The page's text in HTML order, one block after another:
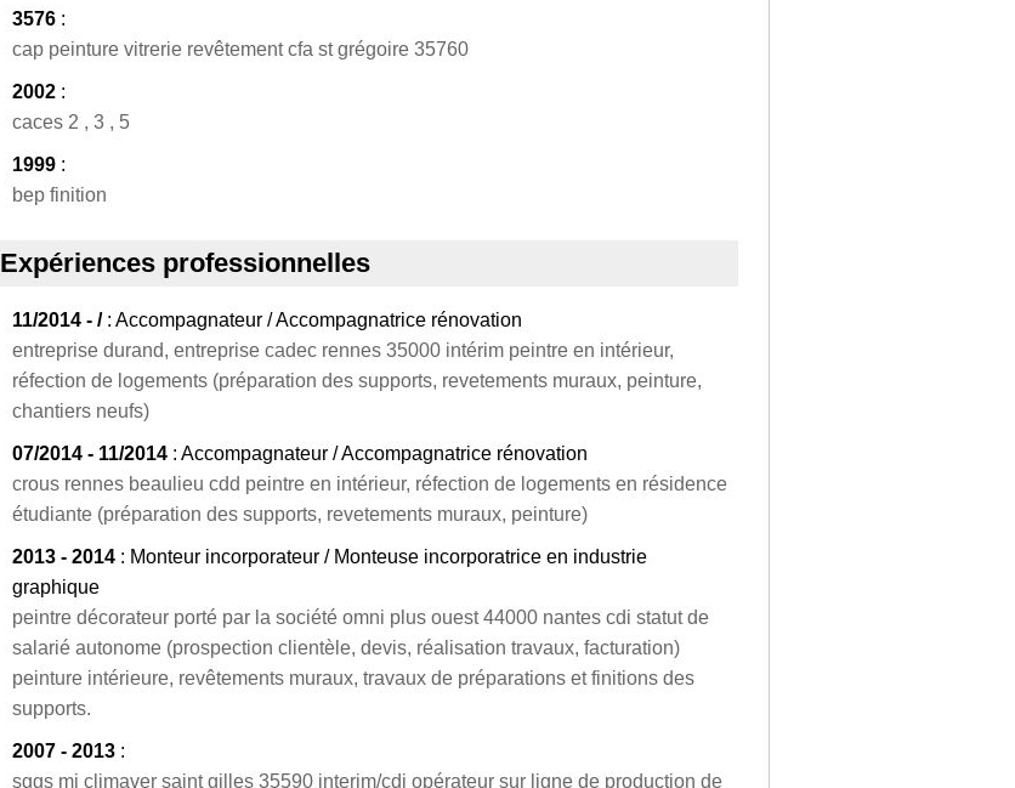
3576 :
cap peinture vitrerie revêtement cfa st grégoire 35760
2002 :
caces 2 , 3 , 5
1999 :
bep finition
Expériences professionnelles
11/2014 - /: Accompagnateur / Accompagnatrice rénovation
entreprise durand, entreprise cadec rennes 35000 intérim peintre en intérieur,
réfection de logements (préparation des supports, revetements muraux, peinture,
chantiers neufs)
07/2014 - 11/2014 : Accompagnateur / Accompagnatrice rénovation
crous rennes beaulieu cdd peintre en intérieur, réfection de logements en résidence
étudiante (préparation des supports, revetements muraux, peinture)
2013 - 2014 : Monteur incorporateur / Monteuse incorporatrice en industrie
graphique
peintre décorateur porté par la société omni plus ouest 44000 nantes cdi statut de
salarié autonome (prospection clientèle, devis, réalisation travaux, facturation)
peinture intérieure, revêtements muraux, travaux de préparations et finitions des
supports.
2007 - 2013 :
sggs mi climaver saint gilles 35590 interim/cdi opérateur sur ligne de production de